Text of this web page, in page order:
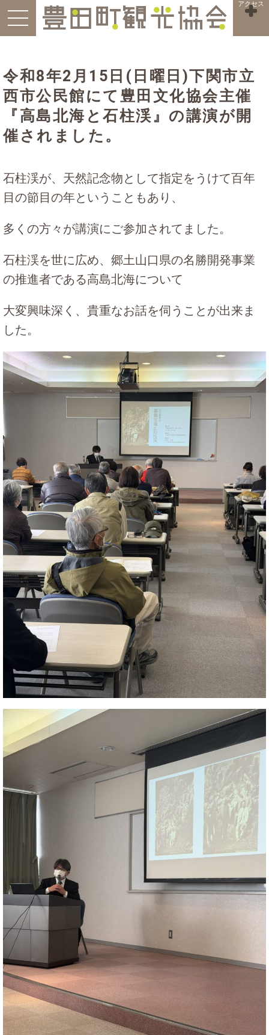
アクセス
令和8年2月15日(日曜日)下関市立
西市公民館にて豊田文化協会主催
『高島北海と石柱渓』の講演が開
催されました。
石柱渓が、天然記念物として指定をうけて百年
目の節目の年ということもあり、
多くの方々が講演にご参加されてました。
石柱渓を世に広め、郷土山口県の名勝開発事業
の推進者である高島北海について
大変興味深く、貴重なお話を伺うことが出来ま
した。